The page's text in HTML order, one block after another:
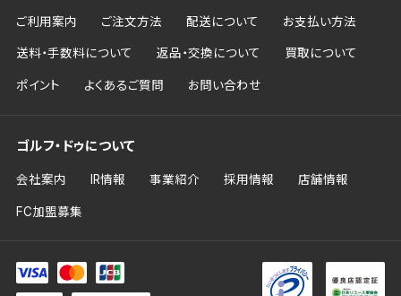
ご利用案内 ご注文方法 配送について お支払い方法
送料・手数料について 返品・交換について 買取について
ポイント よくあるご質問 お問い合わせ
ゴルフ・ドゥについて
会社案内 IR情報 事業紹介 採用情報 店舗情報
FC加盟募集